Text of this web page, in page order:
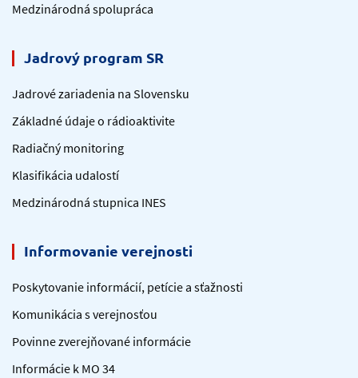
Medzinárodná spolupráca
Jadrový program SR
Jadrové zariadenia na Slovensku
Základné údaje o rádioaktivite
Radiačný monitoring
Klasifikácia udalostí
Medzinárodná stupnica INES
Informovanie verejnosti
Poskytovanie informácií, petície a sťažnosti
Komunikácia s verejnosťou
Povinne zverejňované informácie
Informácie k MO 34